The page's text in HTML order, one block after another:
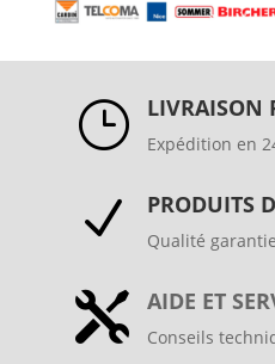
} LIVRAISON
Expédition en
N PRODUITS
Qualité
 AIDE ET
Conseils